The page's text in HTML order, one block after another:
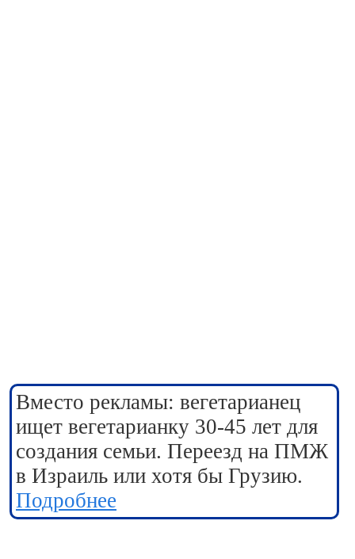
Вместо рекламы: вегетарианец
ищет вегетарианку 30-45 лет для
создания семьи. Переезд на ПМЖ
в Израиль или хотя бы Грузию.
Подробнее